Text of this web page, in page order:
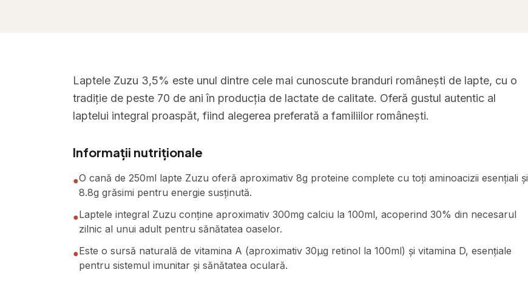
Laptele Zuzu 3,5% este unul dintre cele mai cunoscute branduri românești de lapte, cu o
tradiție de peste 70 de ani în producția de lactate de calitate. Oferă gustul autentic al
laptelui integral proaspăt, fiind alegerea preferată a familiilor românești.
Informații nutriționale
●O cană de 250ml lapte Zuzu oferă aproximativ 8g proteine complete cu toți aminoacizii esențiali și
8.8g grăsimi pentru energie susținută.
●Laptele integral Zuzu conține aproximativ 300mg calciu la 100ml, acoperind 30% din necesarul
zilnic al unui adult pentru sănătatea oaselor.
●Este o sursă naturală de vitamina A (aproximativ 30μg retinol la 100ml) și vitamina D, esențiale
pentru sistemul imunitar și sănătatea oculară.